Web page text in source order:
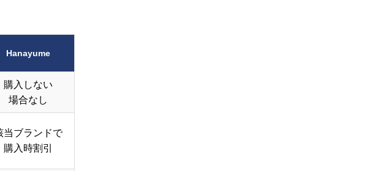
Hanayume
購入しない
場合なし
当ブランドで
購入時割引